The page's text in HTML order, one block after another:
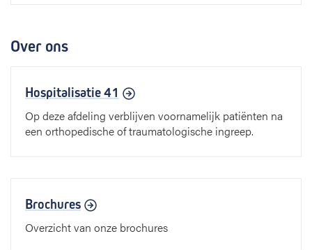
Over ons
Hospitalisatie 41
Op deze afdeling verblijven voornamelijk patiënten na
een orthopedische of traumatologische ingreep.
Brochures
Overzicht van onze brochures